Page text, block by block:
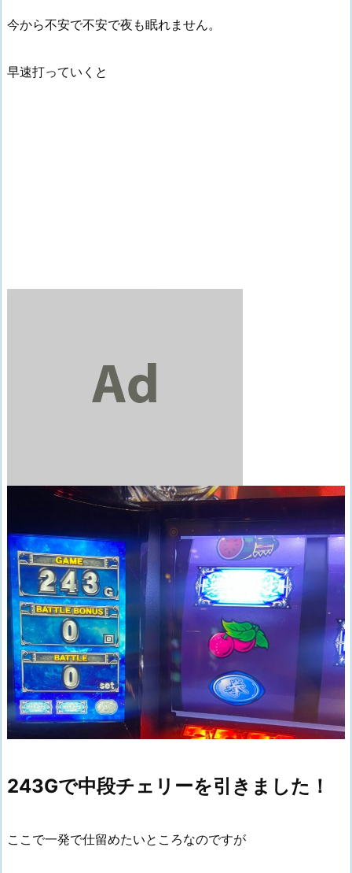
今から不安で不安で夜も眠れません。
早速打っていくと
243Gで中段チェリーを引きました！
ここで一発で仕留めたいところなのですが